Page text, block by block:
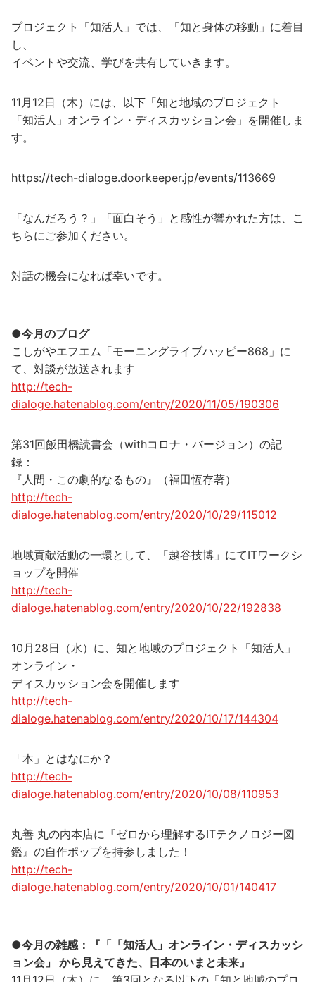
プロジェクト「知活人」では、「知と身体の移動」に着目
し、
イベントや交流、学びを共有していきます。
11月12日（木）には、以下「知と地域のプロジェクト
「知活人」オンライン・ディスカッション会」を開催しま
す。
https://tech-dialoge.doorkeeper.jp/events/113669
「なんだろう？」「面白そう」と感性が響かれた方は、こ
ちらにご参加ください。
対話の機会になれば幸いです。
●今月のブログ
こしがやエフエム「モーニングライブハッピー868」に
て、対談が放送されます
http://tech-
dialoge.hatenablog.com/entry/2020/11/05/190306
第31回飯田橋読書会（withコロナ・バージョン）の記
録：
『人間・この劇的なるもの』（福田恆存著）
http://tech-
dialoge.hatenablog.com/entry/2020/10/29/115012
地域貢献活動の一環として、「越谷技博」にてITワークシ
ョップを開催
http://tech-
dialoge.hatenablog.com/entry/2020/10/22/192838
10月28日（水）に、知と地域のプロジェクト「知活人」
オンライン・
ディスカッション会を開催します
http://tech-
dialoge.hatenablog.com/entry/2020/10/17/144304
「本」とはなにか？
http://tech-
dialoge.hatenablog.com/entry/2020/10/08/110953
丸善 丸の内本店に『ゼロから理解するITテクノロジー図
鑑』の自作ポップを持参しました！
http://tech-
dialoge.hatenablog.com/entry/2020/10/01/140417
●今月の雑感：『「「知活人」オンライン・ディスカッシ
ョン会」 から見えてきた、日本のいまと未来』